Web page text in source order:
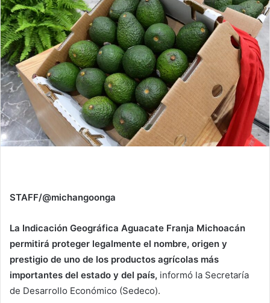
STAFF/@michangoonga
La Indicación Geográfica Aguacate Franja Michoacán
permitirá proteger legalmente el nombre, origen y
prestigio de uno de los productos agrícolas más
importantes del estado y del país, informó la Secretaría
de Desarrollo Económico (Sedeco).